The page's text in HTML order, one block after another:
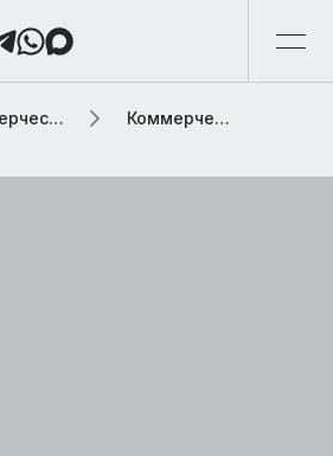
Коммерческая недвижимость Коммерческая недвижимость garden mir